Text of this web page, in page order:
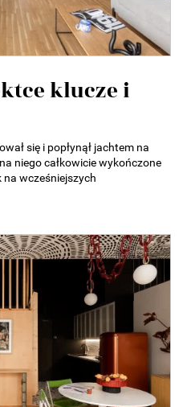
klucze i
się i popłynął jachtem na
niego całkowicie wykończone
na wcześniejszych